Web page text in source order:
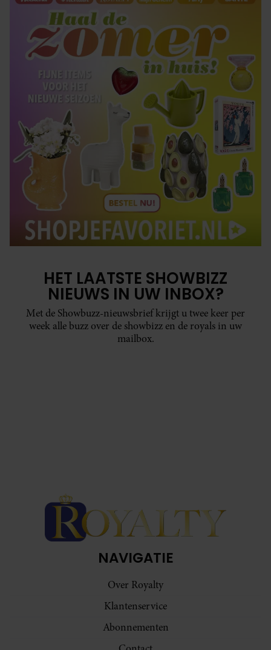
HET LAATSTE SHOWBIZZ
NIEUWS IN UW INBOX?
Met de Showbuzz-nieuwsbrief krijgt u twee keer per
week alle buzz over de showbizz en de royals in uw
mailbox.
NAVIGATIE
Over Royalty
Klantenservice
Abonnementen